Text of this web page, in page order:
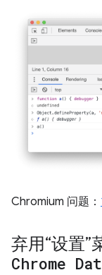
Chromium 问题：
弃用“设置”
Chrome